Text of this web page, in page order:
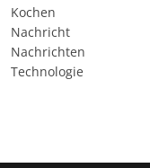
Kochen
Nachricht
Nachrichten
Technologie